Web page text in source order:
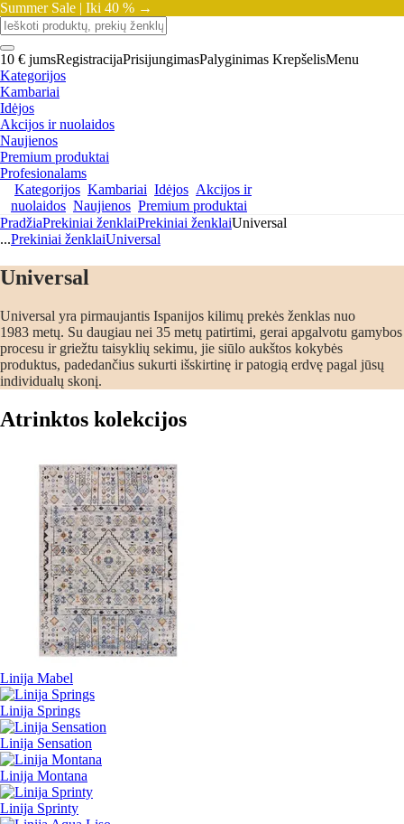
Summer Sale | Iki 40 % →
10 € jumsRegistracijaPrisijungimasPalyginimas KrepšelisMenu
Kategorijos
Kambariai
Idėjos
Akcijos ir nuolaidos
Naujienos
Premium produktai
Profesionalams
Kategorijos Kambariai Idėjos Akcijos ir
nuolaidos Naujienos Premium produktai
PradžiaPrekiniai ženklaiPrekiniai ženklaiUniversal
...Prekiniai ženklaiUniversal
Universal
Universal yra pirmaujantis Ispanijos kilimų prekės ženklas nuo
1983 metų. Su daugiau nei 35 metų patirtimi, gerai apgalvotu gamybos
procesu ir griežtu taisyklių sekimu, jie siūlo aukštos kokybės
produktus, padedančius sukurti išskirtinę ir patogią erdvę pagal jūsų
individualų skonį.
Atrinktos kolekcijos
Linija Mabel
Linija Springs
Linija Sensation
Linija Montana
Linija Sprinty